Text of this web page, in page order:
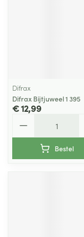
Difrax
Difrax Bijtjuweel 1 395
€ 12,99
Bestel